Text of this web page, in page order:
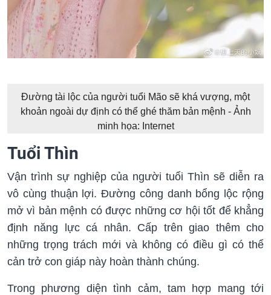
Đường tài lộc của người tuổi Mão sẽ khá vượng, một
khoản ngoài dự định có thể ghé thăm bản mệnh - Ảnh
minh họa: Internet
Tuổi Thìn
Vận trình sự nghiệp của người tuổi Thìn sẽ diễn ra
vô cùng thuận lợi. Đường công danh bổng lộc rộng
mở vì bản mệnh có được những cơ hội tốt để khẳng
định năng lực cá nhân. Cấp trên giao thêm cho
những trọng trách mới và không có điều gì có thể
cản trở con giáp này hoàn thành chúng.
Trong phương diện tình cảm, tam hợp mang tới